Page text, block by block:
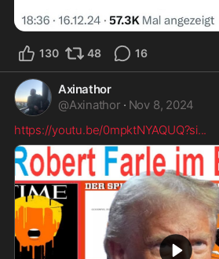
130 48 16
Axinathor
@Axinathor · Nov 8, 2024
https://youtu.be/0mpktNYAQUQ?si...